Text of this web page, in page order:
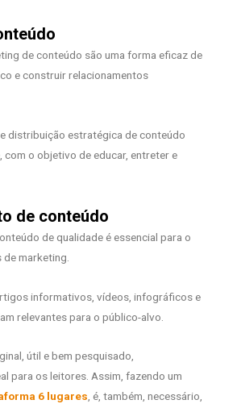
de conteúdo são uma forma eficaz de
e construir relacionamentos
distribuição estratégica de conteúdo
com o objetivo de educar, entreter e
de conteúdo
de qualidade é essencial para o
marketing.
informativos, vídeos, infográficos e
relevantes para o público-alvo.
útil e bem pesquisado,
para os leitores. Assim, fazendo um
6 lugares, é, também, necessário,